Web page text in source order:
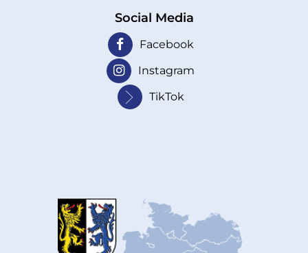
Social Media
Facebook
Instagram
TikTok